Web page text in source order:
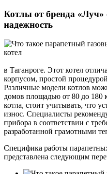
Котлы от бренда
надежность
в Таганроге. Этот котел
корпусом, простой
Различные модели котлов
домов площадью от 80 до 180
котла, стоит учитывать, что
износ. Специалисты
прибора в соответствии с
разработанной грамотными
Специфика работы
представлена следующим